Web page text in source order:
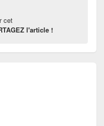
cet
l'article !